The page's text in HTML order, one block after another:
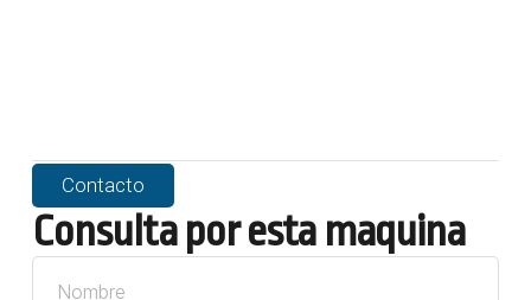
Contacto
Consulta por esta maquina